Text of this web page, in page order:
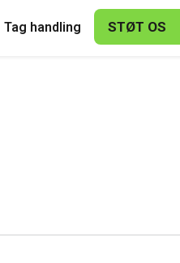
Tag handling STØT OS